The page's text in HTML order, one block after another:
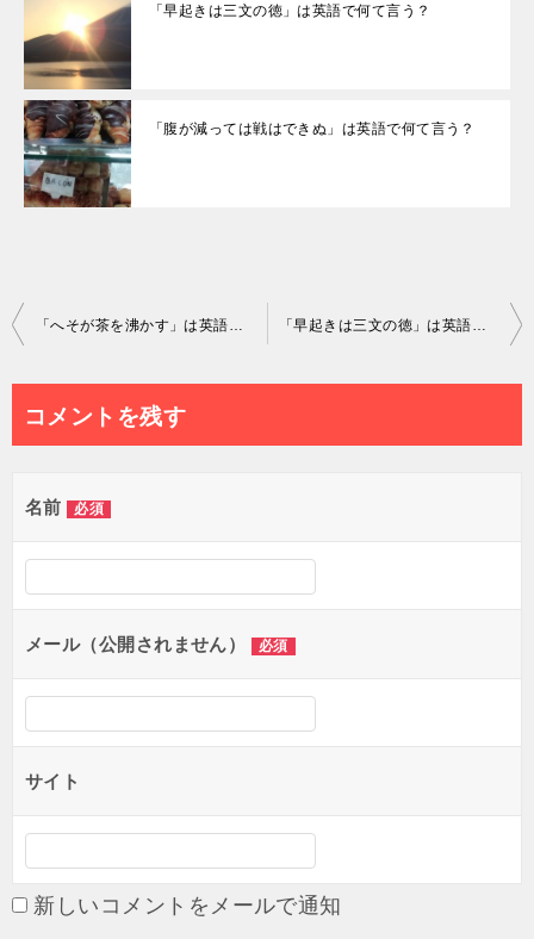
「早起きは三文の徳」は英語で何て言う？
「腹が減っては戦はできぬ」は英語で何て言う？
投
ナ
ビ
ゲ
「へそが茶を沸かす」は英語で何て言う？ 「早起きは三文の徳」は英語で何て言う？
コメントを残す
名前 必須
メール（公開されません） 必須
サイト
新しいコメントをメールで通知